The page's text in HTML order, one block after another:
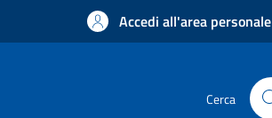
Accedi all'area personale
Cerca